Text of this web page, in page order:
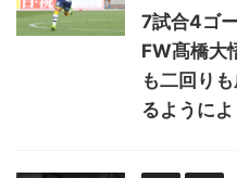
7試合4ゴ
FW髙橋大
も二回り
るようによ